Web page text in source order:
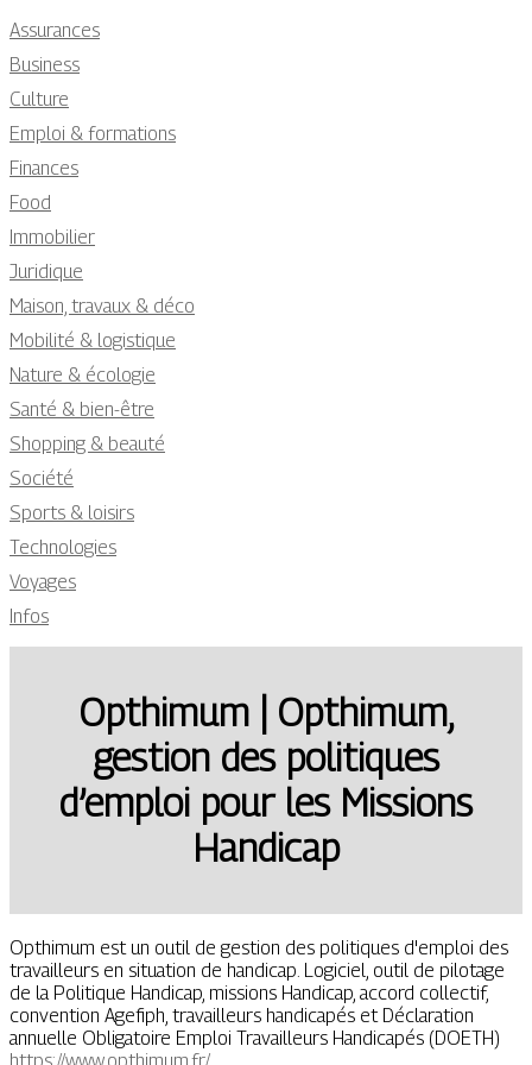
Assurances
Business
Culture
Emploi & formations
Finances
Food
Immobilier
Juridique
Maison, travaux & déco
Mobilité & logistique
Nature & écologie
Santé & bien-être
Shopping & beauté
Société
Sports & loisirs
Technologies
Voyages
Infos
Opthimum | Opthimum,
gestion des politiques
d’emploi pour les Missions
Handicap
Opthimum est un outil de gestion des politiques d'emploi des
travailleurs en situation de handicap. Logiciel, outil de pilotage
de la Politique Handicap, missions Handicap, accord collectif,
convention Agefiph, travailleurs handicapés et Déclaration
annuelle Obligatoire Emploi Travailleurs Handicapés (DOETH)